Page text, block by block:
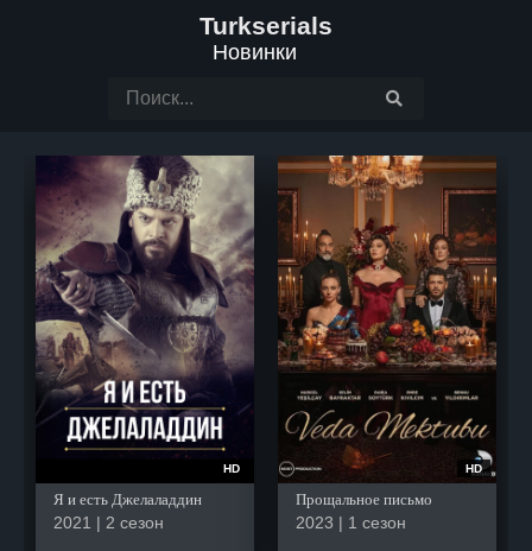
Turkserials
Новинки
HD
Я и есть Джелаладдин
2021 | 2 сезон
HD
Прощальное письмо
2023 | 1 сезон